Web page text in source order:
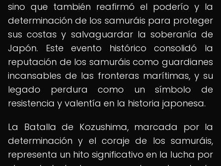
sino que también reafirmó el poderío y la
determinación de los samuráis para proteger
sus costas y salvaguardar la soberanía de
Japón. Este evento histórico consolidó la
reputación de los samuráis como guardianes
incansables de las fronteras marítimas, y su
legado perdura como un símbolo de
resistencia y valentía en la historia japonesa.
La Batalla de Kozushima, marcada por la
determinación y el coraje de los samuráis,
representa un hito significativo en la lucha por